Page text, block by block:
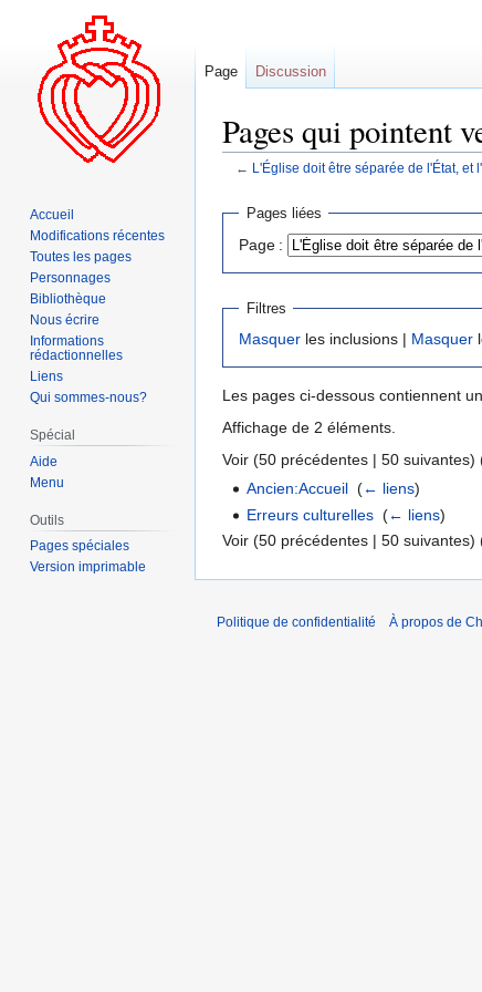
Pages qui pointent
← L'Église doit être séparée de l'État, et
Aller
navigation
Aller
recherche
Pages liées
Page :
Filtres
Masquer les inclusions | Masquer
Les pages ci-dessous contiennent
Affichage de 2 éléments.
Voir (50 précédentes | 50 suivantes)
Ancien:Accueil ‎(← liens)
Erreurs culturelles ‎(← liens)
Voir (50 précédentes | 50 suivantes)
Page Discussion
Accueil
Modifications récentes
Toutes les pages
Personnages
Bibliothèque
Nous écrire
Informations
rédactionnelles
Liens
Qui sommes-nous?
Spécial
Aide
Menu
Outils
Pages spéciales
Version imprimable
Politique de confidentialité À propos de